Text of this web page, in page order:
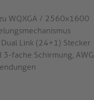
WQXGA / 2560x1600
Link (24+1) Stecker
3-fache Schirmung,